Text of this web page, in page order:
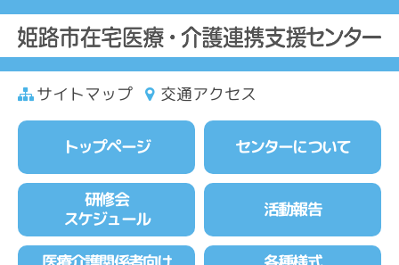
サイトマップ 交通アクセス
トップページ センターについて
研修会
スケジュール
活動報告